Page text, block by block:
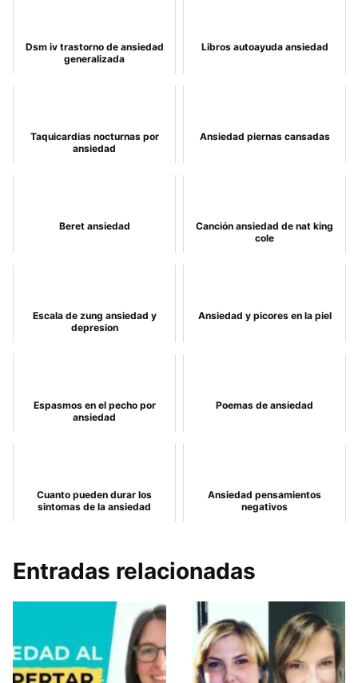
Dsm iv trastorno de ansiedad
generalizada
Libros autoayuda ansiedad
Taquicardias nocturnas por
ansiedad
Ansiedad piernas cansadas
Beret ansiedad
Canción ansiedad de nat king
cole
Escala de zung ansiedad y
depresion
Ansiedad y picores en la piel
Espasmos en el pecho por
ansiedad
Poemas de ansiedad
Cuanto pueden durar los
sintomas de la ansiedad
Ansiedad pensamientos
negativos
Entradas relacionadas